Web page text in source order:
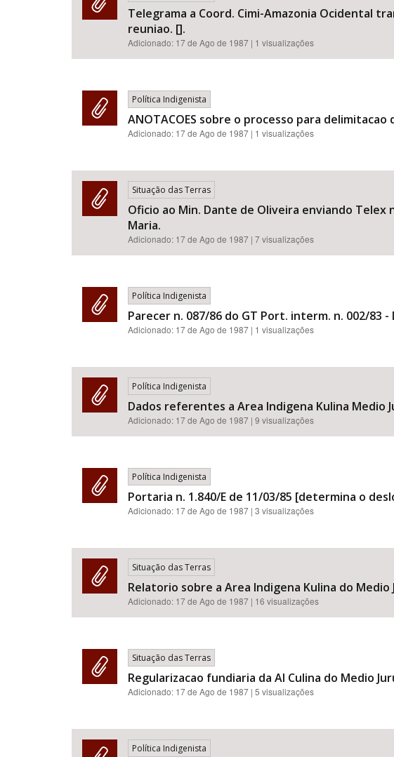
Telegrama a Coord. Cimi-Amazonia Ocidental
reuniao. [].
Adicionado: 17 de Ago de 1987 | 1 visualizações
Política Indigenista
ANOTACOES sobre o processo para
Adicionado: 17 de Ago de 1987 | 1 visualizações
Situação das Terras
Oficio ao Min. Dante de Oliveira enviando
Maria.
Adicionado: 17 de Ago de 1987 | 7 visualizações
Política Indigenista
Parecer n. 087/86 do GT Port. interm. n. 002/83
Adicionado: 17 de Ago de 1987 | 1 visualizações
Política Indigenista
Dados referentes a Area Indigena Kulina Medio
Adicionado: 17 de Ago de 1987 | 9 visualizações
Política Indigenista
Portaria n. 1.840/E de 11/03/85 [determina o
Adicionado: 17 de Ago de 1987 | 3 visualizações
Situação das Terras
Relatorio sobre a Area Indigena Kulina do
Adicionado: 17 de Ago de 1987 | 16 visualizações
Situação das Terras
Regularizacao fundiaria da AI Culina do Medio
Adicionado: 17 de Ago de 1987 | 5 visualizações
Política Indigenista